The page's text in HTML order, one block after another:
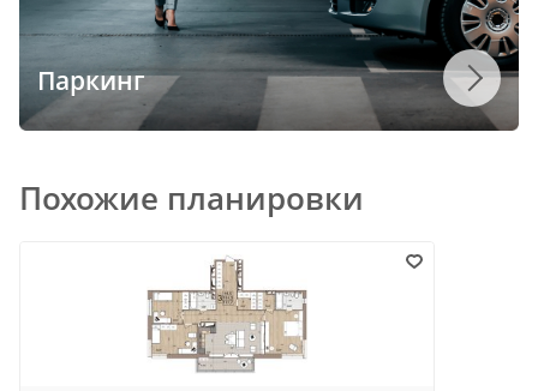
Паркинг
Похожие планировки